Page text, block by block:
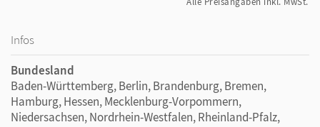
Infos
Bundesland
Baden-Württemberg, Berlin, Brandenburg, Bremen,
Hamburg, Hessen, Mecklenburg-Vorpommern,
Niedersachsen, Nordrhein-Westfalen, Rheinland-Pfalz,